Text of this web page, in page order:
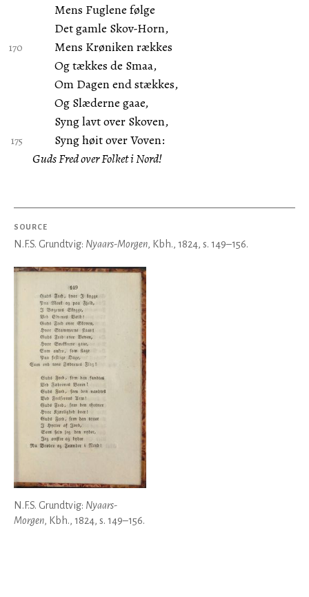
Mens Fuglene følge
Det gamle Skov-Horn,
Mens Krøniken rækkes
Og tækkes de Smaa,
Om Dagen end stækkes,
Og Slæderne gaae,
Syng lavt over Skoven,
Syng høit over Voven:
Guds Fred over Folket i Nord!
SOURCE
N.F.S. Grundtvig: Nyaars-Morgen, Kbh., 1824, s. 149–156.
N.F.S. Grundtvig: Nyaars-
Morgen, Kbh., 1824, s. 149–156.